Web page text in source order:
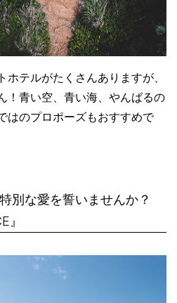
テルがたくさんありますが、
！青い空、青い海、やんばるの
はのプロポーズもおすすめで
別な愛を誓いませんか？
』